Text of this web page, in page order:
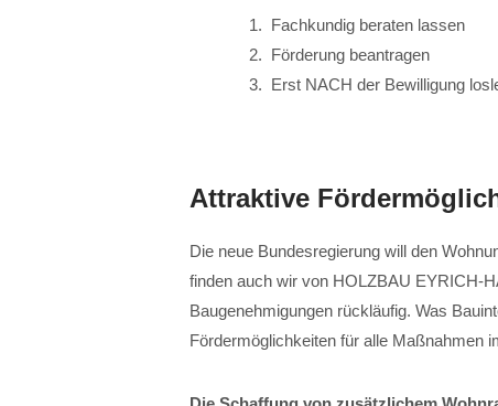
Fachkundig beraten lassen
Förderung beantragen
Erst NACH der Bewilligung
Attraktive
Die neue Bundesregierung will den
finden auch wir von HOLZBAU EYRICH-
Baugenehmigungen rückläufig. Was
Fördermöglichkeiten für alle Maßnahmen